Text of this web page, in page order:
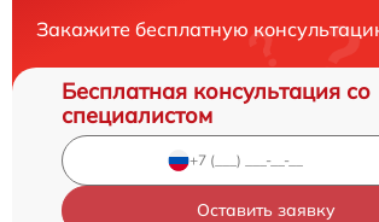
Закажите бесплатную
Бесплатная консультация со
специалистом
Оставить заявку